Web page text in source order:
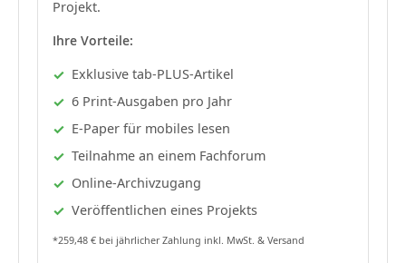
Projekt.
Ihre Vorteile:
Exklusive tab-PLUS-Artikel
6 Print-Ausgaben pro Jahr
E-Paper für mobiles lesen
Teilnahme an einem Fachforum
Online-Archivzugang
Veröffentlichen eines Projekts
*259,48 € bei jährlicher Zahlung inkl. MwSt. & Versand